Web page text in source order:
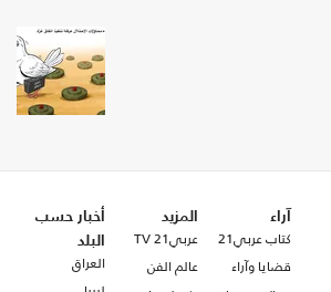
آراء
كتاب عربي21
قضايا وآراء
المزيد
عربي21 TV
عالم الفن
أخبار حسب
البلد
العراق